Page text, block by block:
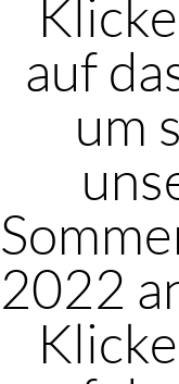
auf
um
2022